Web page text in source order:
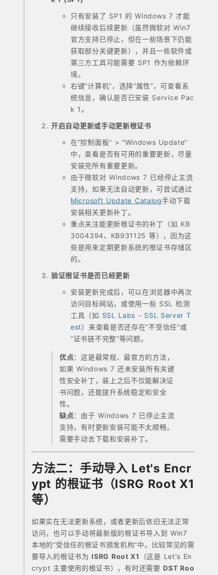
只有安装了 SP1 的 Windows 7 才能
继续接收后续更新（虽然微软对 Win7
官方支持已停止，但在一些场景下仍能
获取部分关键更新），并且一些软件或
第三方工具可能需要 SP1 作为依赖环
境。
右键“计算机”，选择“属性”，可查看系
统信息，确认是否已安装 Service Pac
k 1。
开启自动更新或手动更新根证书
在“控制面板” > “Windows Update”
中，查看是否有可用的重要更新，尽量
安装完所有重要更新。
由于微软对 Windows 7 已经停止主流
支持，如果无法自动更新，可尝试通过
Microsoft Update Catalog手动下载
安装相关更新补丁。
重点关注能更新根证书的补丁（如 KB
3004394、KB931125 等），因为这
些是用来定期更新系统的根证书存储区
的。
验证根证书是否已经更新
安装更新完成后，可以在浏览器中再次
访问目标网站，或使用一些 SSL 检测
工具（如 SSL Labs - SSL Server T
est）来查看是否还存在“不受信任”或
“证书链不完整”等问题。
优点：这是最常规、最官方的方法，
如果 Windows 7 还未安装所有关键
性安全补丁，装上之后不仅能解决证
书问题，还能提升系统稳定和安全
性。
缺点：由于 Windows 7 已停止主流
支持，有时更新安装可能不太顺畅，
需要手动去下载和安装补丁。
方法二：手动导入 Let's Encr
ypt 的根证书（ISRG Root X1
等）
如果实在无法更新系统，或者更新后依旧无法正常
访问，也可以手动将最新版的根证书导入到 Win7
本地的“受信任的根证书颁发机构”中。比较常见的需
要导入的根证书为 ISRG Root X1
（这是 Let's En
crypt 主要使用的根证书），有时还需要 DST Roo